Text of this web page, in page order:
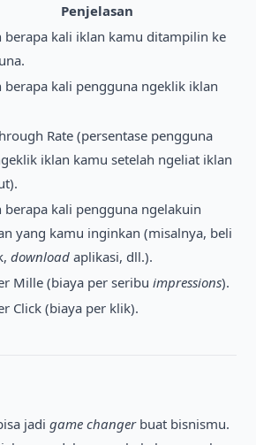
Penjelasan
berapa kali iklan kamu ditampilin ke
berapa kali pengguna ngeklik iklan
Rate (persentase pengguna
iklan kamu setelah ngeliat iklan
berapa kali pengguna ngelakuin
yang kamu inginkan (misalnya, beli
downloadaplikasi, dll.).
Mille (biaya per seribu impressions).
Click (biaya per klik).
jadi game changerbuat bisnismu.